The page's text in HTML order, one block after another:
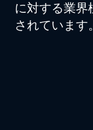
に対する業界
されています。